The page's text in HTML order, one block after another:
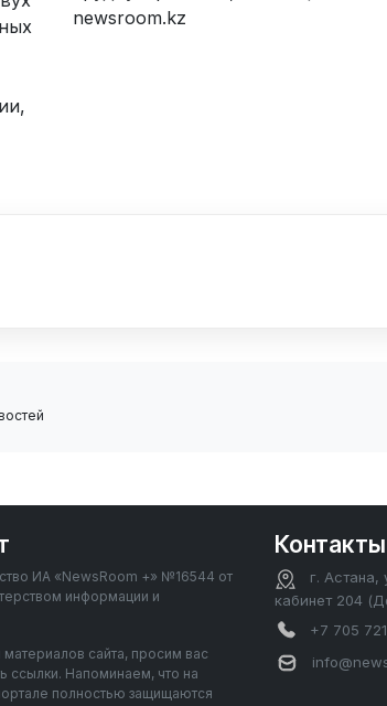
newsroom.kz
ИА «NewsRoom +» №16544 от
информации и
сайта, просим вас
ссылки. Напоминаем, что на
полностью защищаются
Контакты
г. Астана,
кабинет 204
+7 705 721